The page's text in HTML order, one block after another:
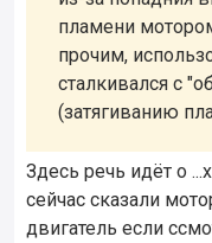
пламени
прочим,
сталкивался с
(затягиванию
Здесь речь идёт о
сейчас сказали
двигатель если